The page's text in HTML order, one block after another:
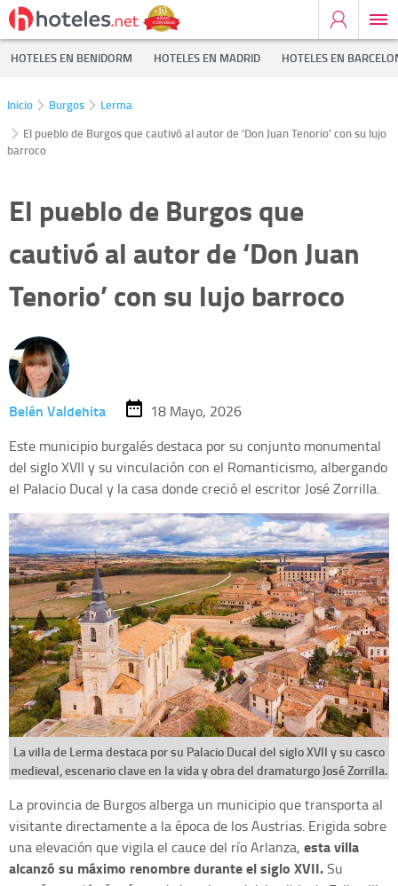
HOTELES EN BENIDORM HOTELES EN MADRID HOTELES EN
Inicio Burgos
Lerma
El pueblo de Burgos que cautivó al autor de ‘Don Juan Tenorio’ con su lujo
barroco
El pueblo de Burgos que
cautivó al autor de ‘Don Juan
Tenorio’ con su lujo barroco
Belén Valdehita
18 Mayo, 2026
Este municipio burgalés destaca por su conjunto monumental
del siglo XVII y su vinculación con el Romanticismo, albergando
el Palacio Ducal y la casa donde creció el escritor José Zorrilla.
La villa de Lerma destaca por su Palacio Ducal del siglo XVII y su casco
medieval, escenario clave en la vida y obra del dramaturgo José Zorrilla.
La provincia de Burgos alberga un municipio que transporta al
visitante directamente a la época de los Austrias. Erigida sobre
una elevación que vigila el cauce del río Arlanza, esta villa
alcanzó su máximo renombre durante el siglo XVII.Su